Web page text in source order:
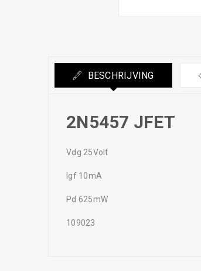
BESCHRIJVING
2N5457 JFET
Vdg 25Volt
Igf 10mA
Pd 625mW
109023